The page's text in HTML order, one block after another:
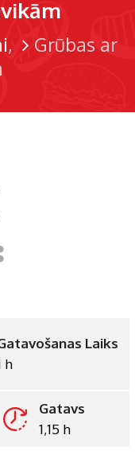
Grūbas ar
Laiks
h
Gatavs
1,15 h